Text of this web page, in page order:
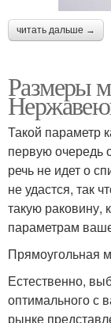
читать дальше →
Размеры
Такой параметр
первую очередь
речь не идет о
не удастся, так
такую раковину,
параметрам
Прямоугольная
Естественно,
оптимального с
рынке